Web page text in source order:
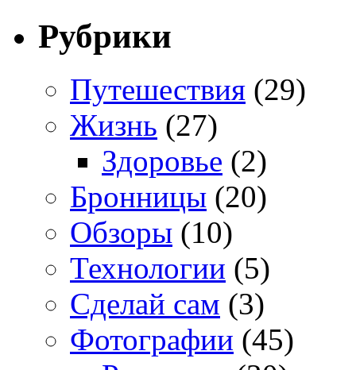
Рубрики
Путешествия (29)
Жизнь (27)
Здоровье (2)
Бронницы (20)
Обзоры (10)
Технологии (5)
Сделай сам (3)
Фотографии (45)